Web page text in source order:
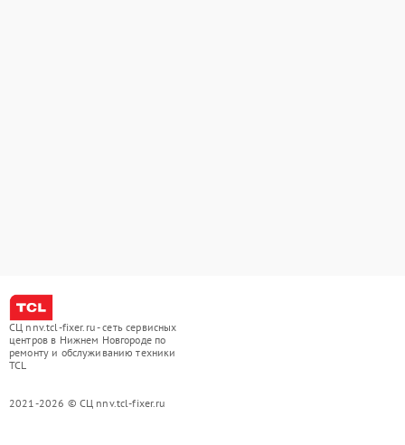
СЦ nnv.tcl-fixer.ru - сеть сервисных
центров в Нижнем Новгороде по
ремонту и обслуживанию техники
TCL
2021-2026 © СЦ nnv.tcl-fixer.ru